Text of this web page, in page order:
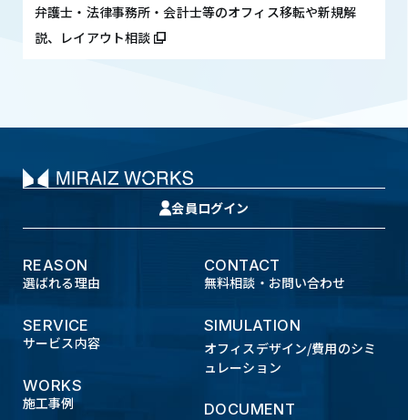
弁護士・法律事務所・会計士等のオフィス移転や新規解
説、レイアウト相談
会員ログイン
REASON
選ばれる理由
SERVICE
サービス内容
WORKS
施工事例
CONTACT
無料相談・お問い合わせ
SIMULATION
オフィスデザイン/費用のシミ
ュレーション
DOCUMENT